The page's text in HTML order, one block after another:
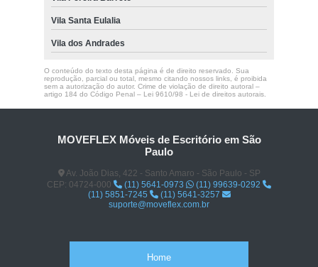
Vila Santa Eulalia
Vila dos Andrades
O conteúdo do texto desta página é de direito reservado. Sua
reprodução, parcial ou total, mesmo citando nossos links, é proibida
sem a autorização do autor. Crime de violação de direito autoral –
artigo 184 do Código Penal – Lei 9610/98 - Lei de direitos autorais.
MOVEFLEX Móveis de Escritório em São
Paulo
Av. João Dias, 422 - Santo Amaro - São Paulo - SP
CEP: 04724-000
(11) 5641-0973
(11) 99639-0292
(11) 5851-7245
(11) 5641-3257
suporte@moveflex.com.br
Home